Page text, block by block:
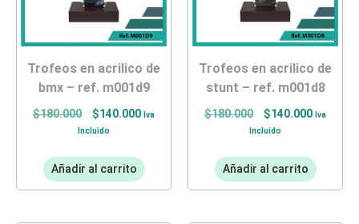
trofeos en acrilico de
bmx – ref. m001d9
$180.000 $140.000 Iva
Incluido
Añadir al carrito
trofeos en acrilico de
stunt – ref. m001d8
$180.000 $140.000 Iva
Incluido
Añadir al carrito